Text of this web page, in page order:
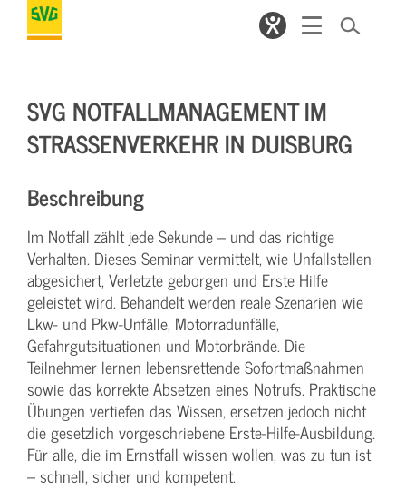
SVG NOTFALLMANAGEMENT IM
STRASSENVERKEHR IN DUISBURG
Beschreibung
Im Notfall zählt jede Sekunde – und das richtige
Verhalten. Dieses Seminar vermittelt, wie Unfallstellen
abgesichert, Verletzte geborgen und Erste Hilfe
geleistet wird. Behandelt werden reale Szenarien wie
Lkw- und Pkw-Unfälle, Motorradunfälle,
Gefahrgutsituationen und Motorbrände. Die
Teilnehmer lernen lebensrettende Sofortmaßnahmen
sowie das korrekte Absetzen eines Notrufs. Praktische
Übungen vertiefen das Wissen, ersetzen jedoch nicht
die gesetzlich vorgeschriebene Erste-Hilfe-Ausbildung.
Für alle, die im Ernstfall wissen wollen, was zu tun ist
– schnell, sicher und kompetent.